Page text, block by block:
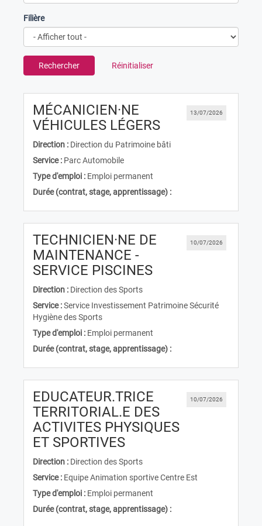
Filière
Rechercher Réinitialiser
13/07/2026
MÉCANICIEN·NE
VÉHICULES LÉGERS(Nouvelle
Direction : Direction du Patrimoine bâti
Service : Parc Automobile
Type d'emploi : Emploi permanent
Durée (contrat, stage, apprentissage) :
10/07/2026
TECHNICIEN·NE DE
MAINTENANCE -
SERVICE PISCINES(Nouvelle
Direction : Direction des Sports
Service :Service Investissement Patrimoine Sécurité
Hygiène des Sports
Type d'emploi : Emploi permanent
Durée (contrat, stage, apprentissage) :
10/07/2026
EDUCATEUR.TRICE
TERRITORIAL.E DES
ACTIVITES PHYSIQUES
ET SPORTIVES(Nouvelle fenêtre)
Direction : Direction des Sports
Service : Equipe Animation sportive Centre Est
Type d'emploi : Emploi permanent
Durée (contrat, stage, apprentissage) :